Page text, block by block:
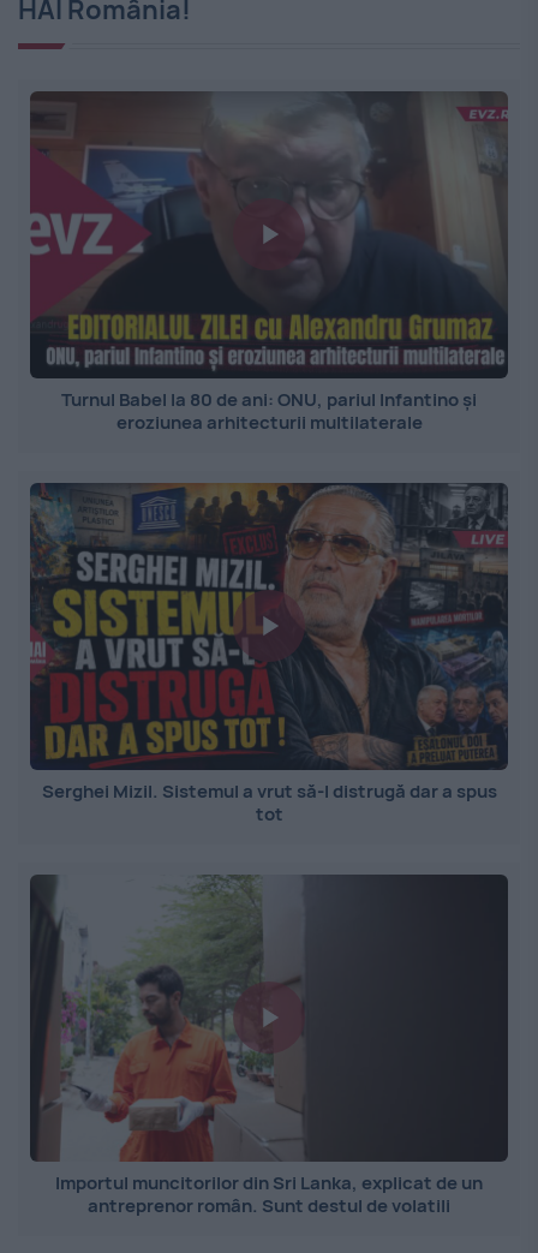
HAI România!
Turnul Babel la 80 de ani: ONU, pariul Infantino și
eroziunea arhitecturii multilaterale
Serghei Mizil. Sistemul a vrut să-l distrugă dar a spus
tot
Importul muncitorilor din Sri Lanka, explicat de un
antreprenor român. Sunt destul de volatili